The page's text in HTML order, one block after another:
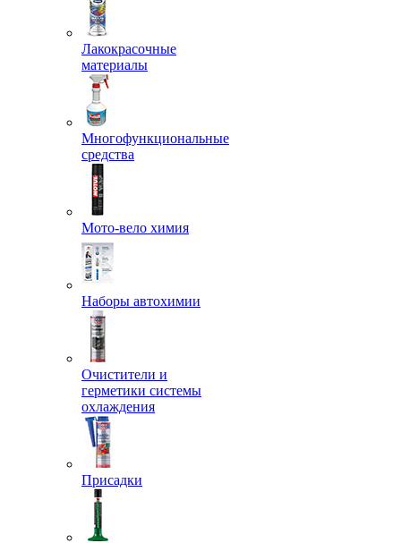
Лакокрасочные
материалы
Многофункциональные
средства
Мото-вело химия
Наборы автохимии
Очистители и
герметики системы
охлаждения
Присадки